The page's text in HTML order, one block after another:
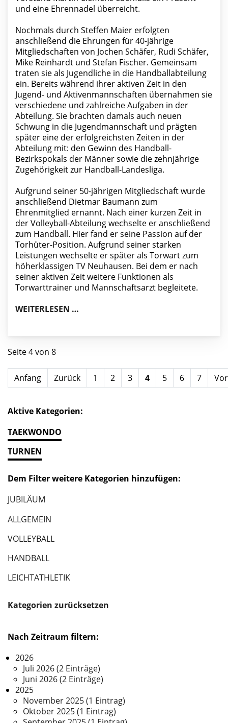
und eine Ehrennadel überreicht.
Nochmals durch Steffen Maier erfolgten
anschließend die Ehrungen für 40-jährige
Mitgliedschaften von Jochen Schäfer, Rudi Schäfer,
Mike Reinhardt und Stefan Fischer. Gemeinsam
traten sie als Jugendliche in die Handballabteilung
ein. Bereits während ihrer aktiven Zeit in den
Jugend- und Aktivenmannschaften übernahmen sie
verschiedene und zahlreiche Aufgaben in der
Abteilung. Sie brachten damals auch neuen
Schwung in die Jugendmannschaft und prägten
später eine der erfolgreichsten Zeiten in der
Abteilung mit: den Gewinn des Handball-
Bezirkspokals der Männer sowie die zehnjährige
Zugehörigkeit zur Handball-Landesliga.
Aufgrund seiner 50-jährigen Mitgliedschaft wurde
anschließend Dietmar Baumann zum
Ehrenmitglied ernannt. Nach einer kurzen Zeit in
der Volleyball-Abteilung wechselte er anschließend
zum Handball. Hier fand er seine Passion auf der
Torhüter-Position. Aufgrund seiner starken
Leistungen wechselte er später als Torwart zum
höherklassigen TV Neuhausen. Bei dem er nach
seiner aktiven Zeit weitere Funktionen als
Torwarttrainer und Mannschaftsarzt begleitete.
WEITERLESEN …
Seite 4 von 8
Anfang Zurück 1 2 3 4 5 6 7
Aktive Kategorien:
TAEKWONDO
TURNEN
Dem Filter weitere Kategorien hinzufügen:
JUBILÄUM
ALLGEMEIN
VOLLEYBALL
HANDBALL
LEICHTATHLETIK
Kategorien zurücksetzen
Nach Zeitraum filtern:
2026
Juli 2026 (2 Einträge)
Juni 2026 (2 Einträge)
2025
November 2025 (1 Eintrag)
Oktober 2025 (1 Eintrag)